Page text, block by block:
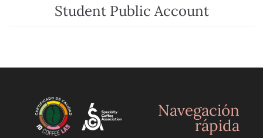
Student Public Account
Navegación
rápida